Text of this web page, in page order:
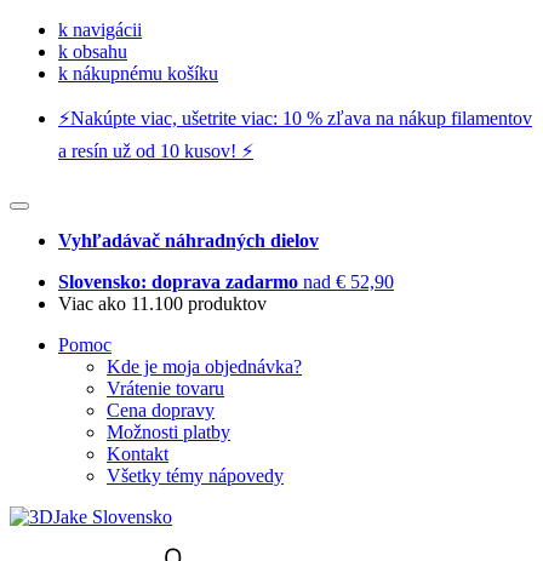
k navigácii
k obsahu
k nákupnému košíku
⚡️Nakúpte viac, ušetrite viac: 10 % zľava na nákup filamentov
a resín už od 10 kusov! ⚡️
Vyhľadávač náhradných dielov
Slovensko: doprava zadarmo nad € 52,90
Viac ako 11.100 produktov
Pomoc
Kde je moja objednávka?
Vrátenie tovaru
Cena dopravy
Možnosti platby
Kontakt
Všetky témy nápovedy